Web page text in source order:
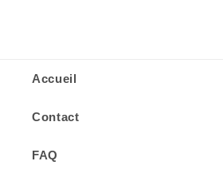
Accueil
Contact
FAQ